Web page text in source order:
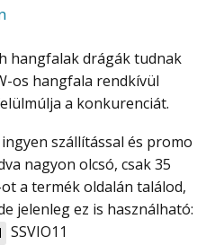
hangfalak drágák tudnak
os hangfala rendkívül
a konkurenciát.
nagyon olcsó, csak 35
a termék oldalán találod,
jelenleg ez is használható:
SSVIO11